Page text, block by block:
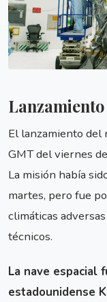
El lanzamiento del
GMT del viernes
La misión había
martes, pero fue
climáticas
técnicos.
La nave espacial
estadounidense